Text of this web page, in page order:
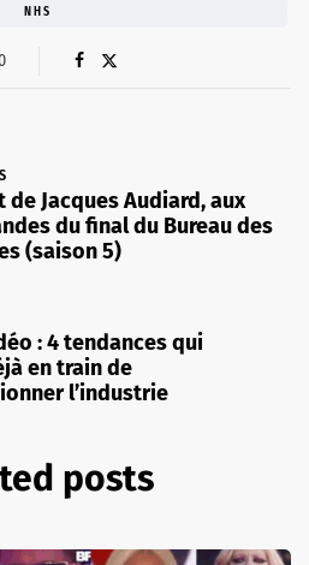
NHS
de Jacques Audiard, aux
du final du Bureau des
(saison 5)
: 4 tendances qui
en train de
l’industrie
posts